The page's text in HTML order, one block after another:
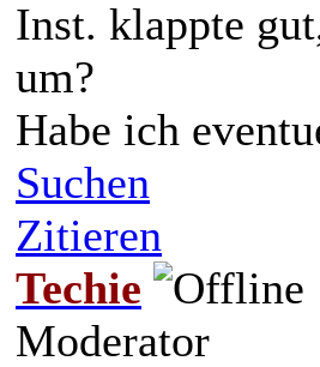
Inst. klappte
um?
Habe ich
Suchen
Zitieren
Techie
Moderator